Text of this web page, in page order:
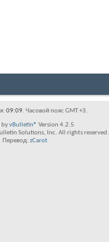
09:09. Часовой пояс GMT +3.
byvBulletin® Version 4.2.5
Solutions, Inc. All rights reserved.
Перевод: zCarot